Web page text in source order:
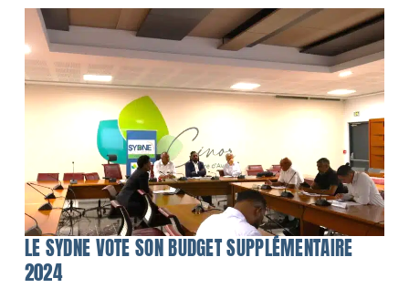
LE SYDNE VOTE SON BUDGET SUPPLÉMENTAIRE
2024